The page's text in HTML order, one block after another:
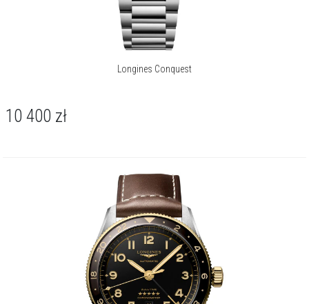
Longines Conquest
10 400 zł